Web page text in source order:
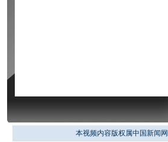
本视频内容版权属中国新闻